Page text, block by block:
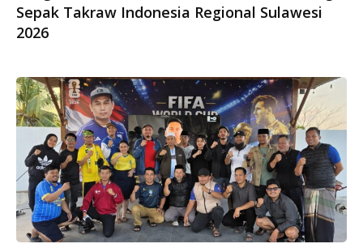
Sepak Takraw Indonesia Regional Sulawesi
2026